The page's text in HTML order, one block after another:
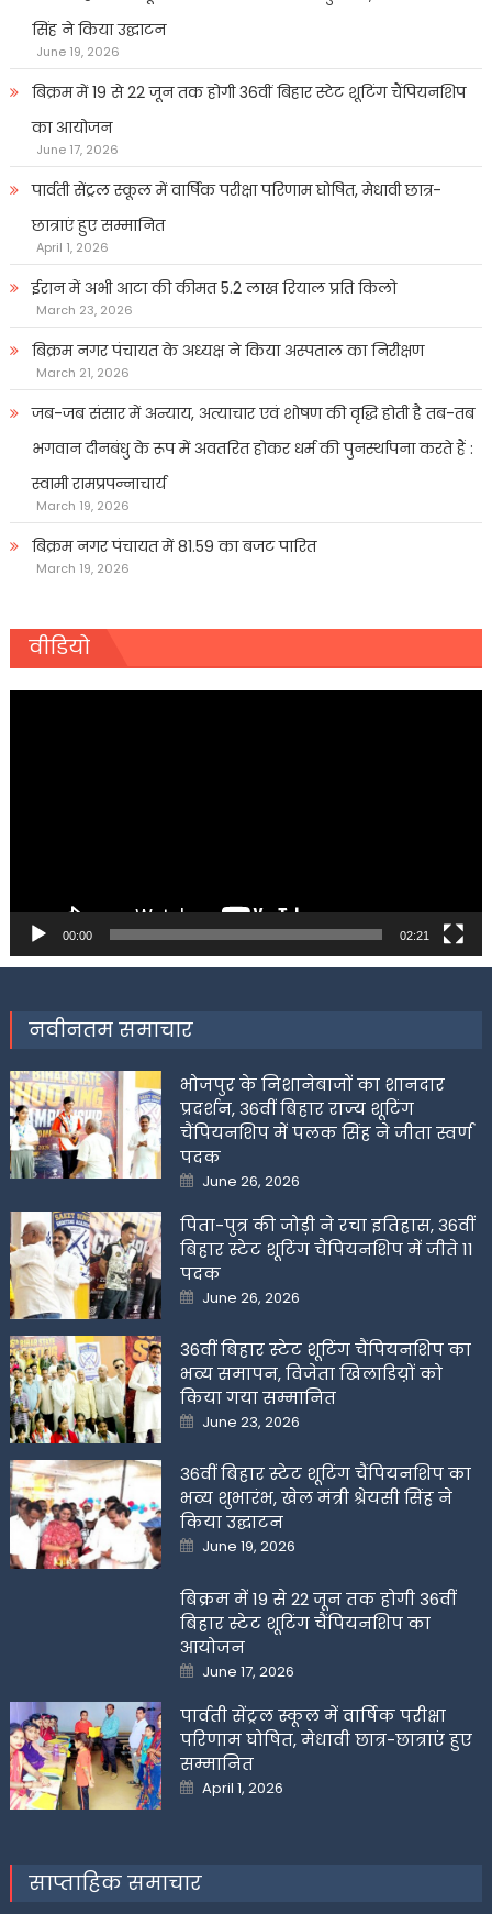
सिंह ने किया उद्घाटन
June 19, 2026
बिक्रम में 19 से 22 जून तक होगी 36वीं बिहार स्टेट शूटिंग चैंपियनशिप
का आयोजन
June 17, 2026
पार्वती सेंट्रल स्कूल में वार्षिक परीक्षा परिणाम घोषित, मेधावी छात्र-
छात्राएं हुए सम्मानित
April 1, 2026
ईरान में अभी आटा की कीमत 5.2 लाख रियाल प्रति किलो
March 23, 2026
बिक्रम नगर पंचायत के अध्यक्ष ने किया अस्पताल का निरीक्षण
March 21, 2026
जब-जब संसार में अन्याय, अत्याचार एवं शोषण की वृद्धि होती है तब-तब
भगवान दीनबंधु के रूप में अवतरित होकर धर्म की पुनर्स्थापना करते हैं :
स्वामी रामप्रपन्नाचार्य
March 19, 2026
बिक्रम नगर पंचायत में 81.59 का बजट पारित
March 19, 2026
वीडियो
00:00 02:21
नवीनतम समाचार
भोजपुर के निशानेबाजों का शानदार
प्रदर्शन, 36वीं बिहार राज्य शूटिंग
चैंपियनशिप में पलक सिंह ने जीता स्वर्ण
पदक
Posted
on
June 26, 2026
पिता-पुत्र की जोड़ी ने रचा इतिहास, 36वीं
बिहार स्टेट शूटिंग चैंपियनशिप में जीते 11
पदक
Posted
on
June 26, 2026
36वीं बिहार स्टेट शूटिंग चैंपियनशिप का
भव्य समापन, विजेता खिलाडिय़ों को
किया गया सम्मानित
Posted
on
June 23, 2026
36वीं बिहार स्टेट शूटिंग चैंपियनशिप का
भव्य शुभारंभ, खेल मंत्री श्रेयसी सिंह ने
किया उद्घाटन
Posted
on
June 19, 2026
बिक्रम में 19 से 22 जून तक होगी 36वीं
बिहार स्टेट शूटिंग चैंपियनशिप का
आयोजन
Posted
on
June 17, 2026
पार्वती सेंट्रल स्कूल में वार्षिक परीक्षा
परिणाम घोषित, मेधावी छात्र-छात्राएं हुए
सम्मानित
Posted
on
April 1, 2026
साप्ताहिक समाचार